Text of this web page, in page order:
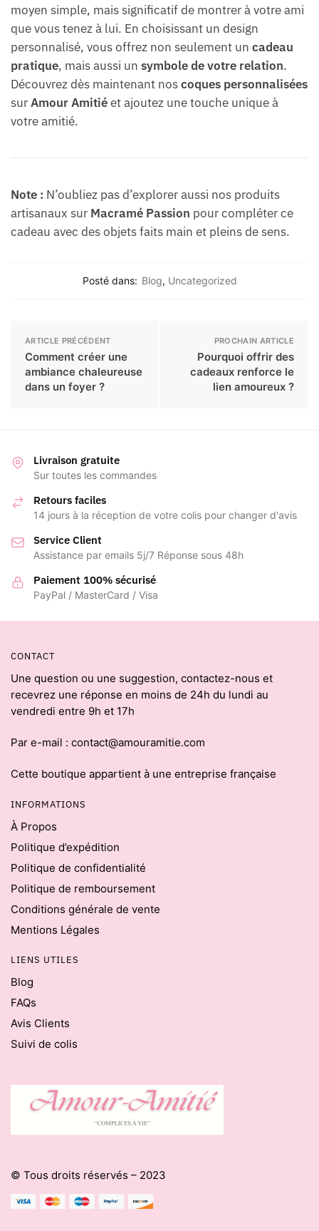
moyen simple, mais significatif de montrer à votre ami
que vous tenez à lui. En choisissant un design
personnalisé, vous offrez non seulement un cadeau
pratique, mais aussi un symbole de votre relation.
Découvrez dès maintenant noscoques personnalisées
surAmour Amitiéet ajoutez une touche unique à
votre amitié.
Note : N’oubliez pas d’explorer aussi nos produits
artisanaux sur Macramé Passion pour compléter ce
cadeau avec des objets faits main et pleins de sens.
Posté dans: Blog, Uncategorized
ARTICLE PRÉCÉDENT
Comment créer une
ambiance chaleureuse
dans un foyer ?
PROCHAIN ARTICLE
Pourquoi offrir des
cadeaux renforce le
lien amoureux ?
Livraison gratuite
Sur toutes les commandes
Retours faciles
14 jours à la réception de votre colis pour changer d'avis
Service Client
Assistance par emails 5j/7 Réponse sous 48h
Paiement 100% sécurisé
PayPal / MasterCard / Visa
CONTACT
Une question ou une suggestion, contactez-nous et
recevrez une réponse en moins de 24h du lundi au
vendredi entre 9h et 17h
Par e-mail : contact@amouramitie.com
Cette boutique appartient à une entreprise française
INFORMATIONS
À Propos
Politique d’expédition
Politique de confidentialité
Politique de remboursement
Conditions générale de vente
Mentions Légales
LIENS UTILES
Blog
FAQs
Avis Clients
Suivi de colis
© Tous droits réservés – 2023